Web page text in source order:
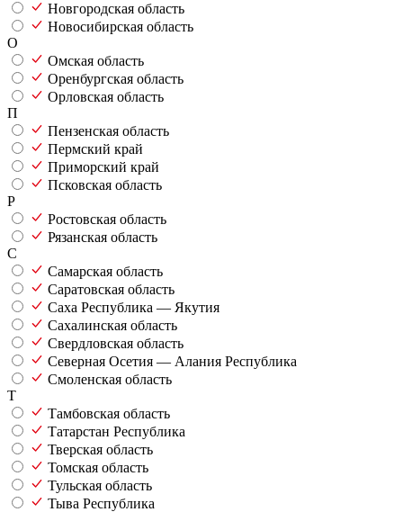
Новгородская область
Новосибирская область
О
Омская область
Оренбургская область
Орловская область
П
Пензенская область
Пермский край
Приморский край
Псковская область
Р
Ростовская область
Рязанская область
С
Самарская область
Саратовская область
Саха Республика — Якутия
Сахалинская область
Свердловская область
Северная Осетия — Алания Республика
Смоленская область
Т
Тамбовская область
Татарстан Республика
Тверская область
Томская область
Тульская область
Тыва Республика